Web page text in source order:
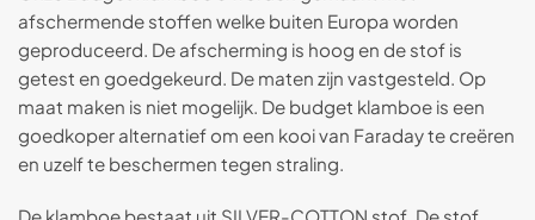
afschermende stoffen welke buiten Europa worden
geproduceerd. De afscherming is hoog en de stof is
getest en goedgekeurd. De maten zijn vastgesteld. Op
maat maken is niet mogelijk. De budget klamboe is een
goedkoper alternatief om een kooi van Faraday te creëren
en uzelf te beschermen tegen straling.